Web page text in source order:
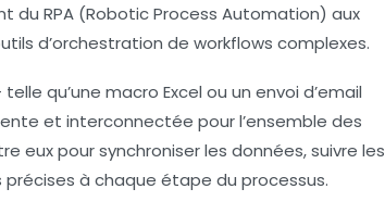
du RPA (Robotic Process Automation) aux
d’orchestration de workflows complexes.
qu’une macro Excel ou un envoi d’email
et interconnectée pour l’ensemble des
eux pour synchroniser les données, suivre les
à chaque étape du processus.